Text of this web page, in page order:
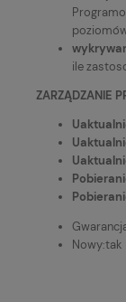
ile
ZARZĄDZANIE
Nowy:tak